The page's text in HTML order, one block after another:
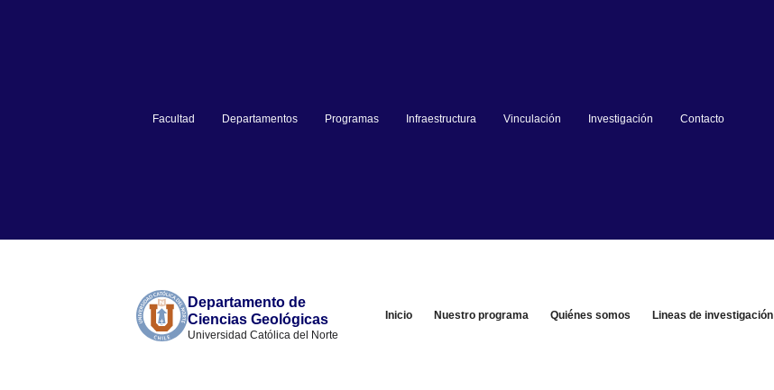
Facultad Departamentos Programas Infraestructura Vinculación Investigación Contacto
Departamento de
Ciencias Geológicas
Universidad Católica del Norte
Inicio Nuestro programa Quiénes somos Lineas de investigación